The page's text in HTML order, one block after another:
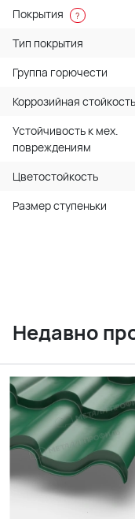
Покрытия ?
Тип покрытия
Группа горючести
Коррозийная стойкость
Устойчивость к мех.
повреждениям
Цветостойкость
Размер ступеньки
Недавно